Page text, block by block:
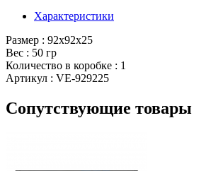
Характеристики
Размер : 92x92x25
Вес : 50 гр
Количество в коробке : 1
Артикул : VE-929225
Сопутствующие товары